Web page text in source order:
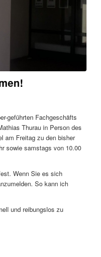
geführten Fachgeschäfts
Thurau in Person des
am Freitag zu den bisher
sowie samstags von 10.00
Wenn Sie es sich
So kann ich
und reibungslos zu